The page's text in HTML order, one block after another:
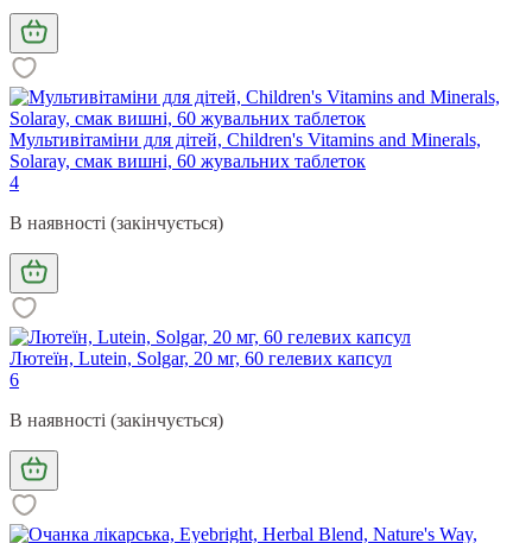
Мультивітаміни для дітей, Children's Vitamins and Minerals,
Solaray, смак вишні, 60 жувальних таблеток
4
В наявності (закінчується)
Лютеїн, Lutein, Solgar, 20 мг, 60 гелевих капсул
6
В наявності (закінчується)